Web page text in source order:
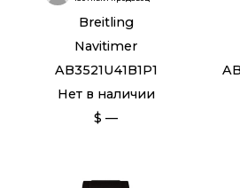
Breitling
Navitimer
AB3521U41B1P1
Нет в наличии
$ —